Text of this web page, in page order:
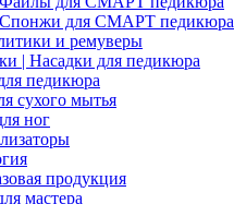
для СМАРТ педикюра
и ремуверы
| Насадки для педикюра
педикюра
сухого мытья
ног
продукция
мастера